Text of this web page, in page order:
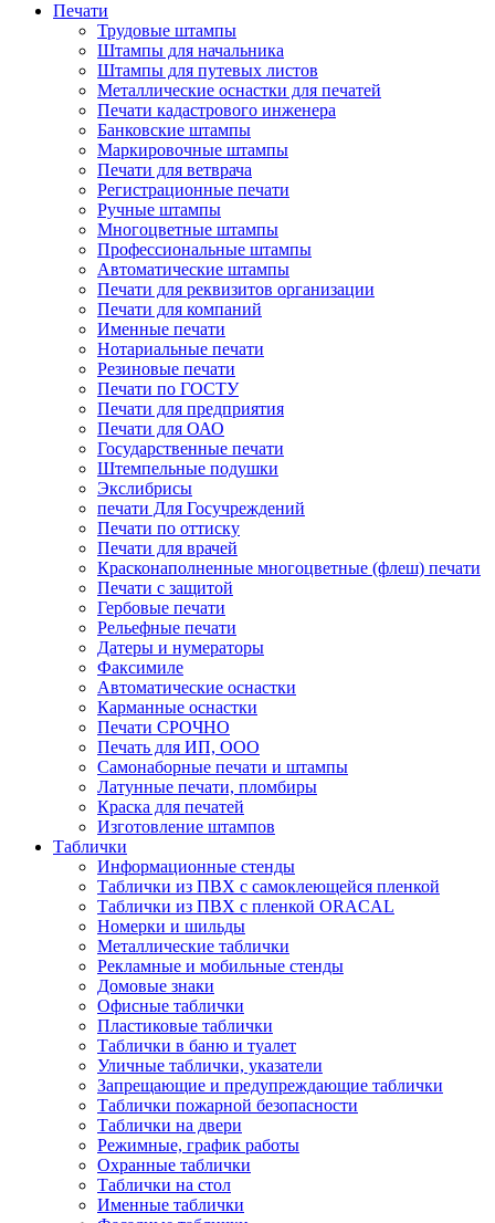
Печати
Трудовые штампы
Штампы для начальника
Штампы для путевых листов
Металлические оснастки для печатей
Печати кадастрового инженера
Банковские штампы
Маркировочные штампы
Печати для ветврача
Регистрационные печати
Ручные штампы
Многоцветные штампы
Профессиональные штампы
Автоматические штампы
Печати для реквизитов организации
Печати для компаний
Именные печати
Нотариальные печати
Резиновые печати
Печати по ГОСТУ
Печати для предприятия
Печати для ОАО
Государственные печати
Штемпельные подушки
Экслибрисы
печати Для Госучреждений
Печати по оттиску
Печати для врачей
Красконаполненные многоцветные (флеш) печати
Печати с защитой
Гербовые печати
Рельефные печати
Датеры и нумераторы
Факсимиле
Автоматические оснастки
Карманные оснастки
Печати СРОЧНО
Печать для ИП, ООО
Самонаборные печати и штампы
Латунные печати, пломбиры
Краска для печатей
Изготовление штампов
Таблички
Информационные стенды
Таблички из ПВХ с самоклеющейся пленкой
Таблички из ПВХ с пленкой ORACAL
Номерки и шильды
Металлические таблички
Рекламные и мобильные стенды
Домовые знаки
Офисные таблички
Пластиковые таблички
Таблички в баню и туалет
Уличные таблички, указатели
Запрещающие и предупреждающие таблички
Таблички пожарной безопасности
Таблички на двери
Режимные, график работы
Охранные таблички
Таблички на стол
Именные таблички